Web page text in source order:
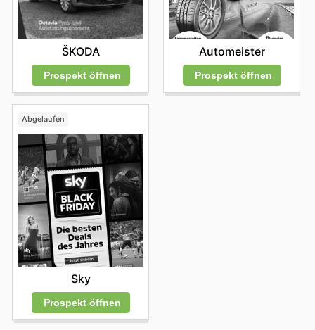
ŠKODA
Prospekt öffnen
Automeister
Prospekt öffnen
Abgelaufen
Sky
Prospekt öffnen